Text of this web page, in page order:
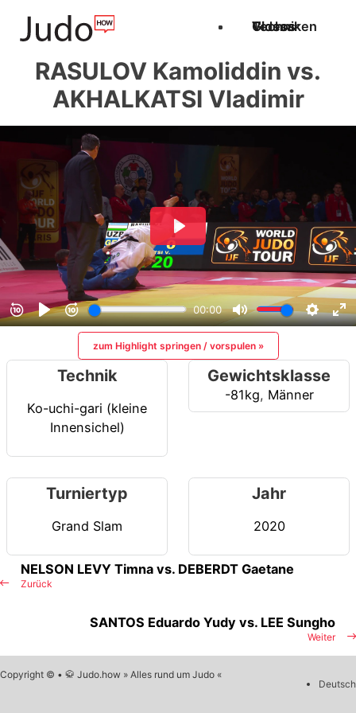
Techniken
Videos
Glossar
RASULOV Kamoliddin vs.
AKHALKATSI Vladimir
zum Highlight springen / vorspulen »
Technik
Ko-uchi-gari (kleine
Innensichel)
Gewichtsklasse
-81kg, Männer
Turniertyp
Grand Slam
Jahr
2020
Zurück
NELSON LEVY Timna vs. DEBERDT Gaetane
Weiter
SANTOS Eduardo Yudy vs. LEE Sungho
Copyright © • 🥋 Judo.how » Alles rund um Judo «
Deutsch